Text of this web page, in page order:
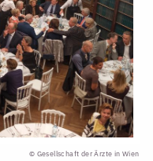
© Gesellschaft der Ärzte in Wien